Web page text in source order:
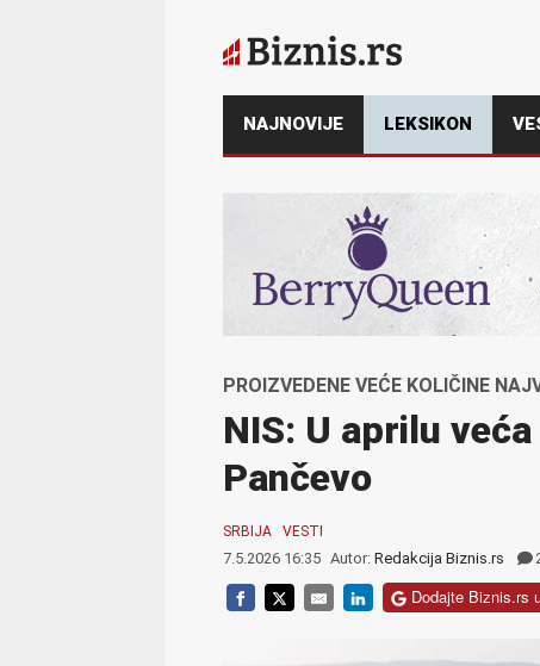
NAJNOVIJE LEKSIKON
PROIZVEDENE VEĆE KOLIČINE
NIS: U aprilu
Pančevo
SRBIJA VESTI
7.5.2026 16:35 Autor: Redakcija Biznis.rs
Dodajte Biznis.rs